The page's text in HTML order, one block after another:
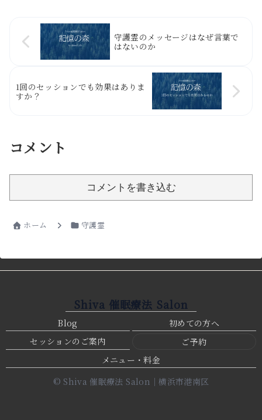
守護霊のメッセージはなぜ言葉で
はないのか
1回のセッションでも効果はありま
すか？
コメント
コメントを書き込む
ホーム 守護霊
Shiva 催眠療法 Salon
Blog
初めての方へ
セッションのご案内
ご予約
メニュー・料金
© Shiva 催眠療法 Salon｜横浜市港南区